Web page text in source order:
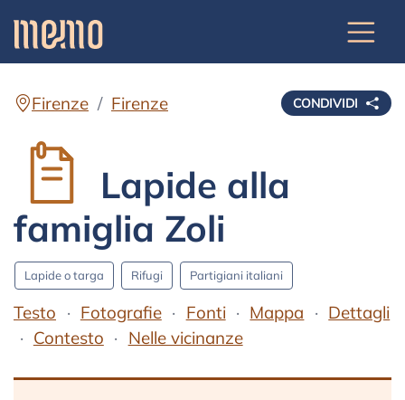
CONDIVIDI
Firenze Firenze
Lapide alla
famiglia Zoli
Lapide o targa Rifugi Partigiani italiani
Testo Fotografie Fonti Mappa
Dettagli
Contesto
Nelle vicinanze